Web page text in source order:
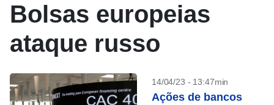
Bolsas europeias
ataque russo
14/04/23 - 13:47min
Ações de bancos